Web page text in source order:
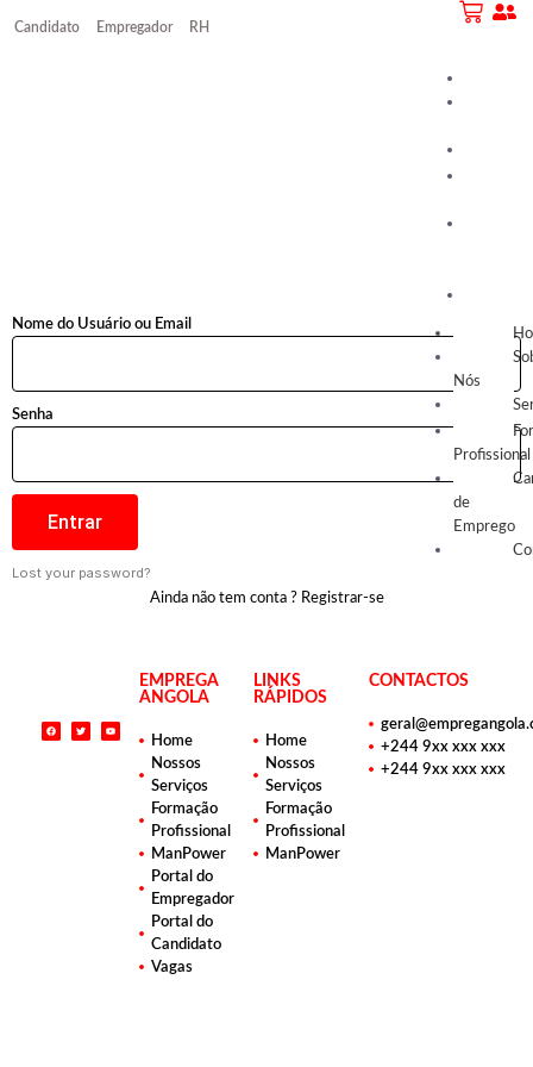
Candidato Empregador RH
Nós
Profissional
de
Emprego
Nome do Usuário ou Email
Senha
Entrar
Lost your password?
Ainda não tem conta ? Registrar-se
EMPREGA
ANGOLA
Home
Nossos
Serviços
Formação
Profissional
ManPower
Portal do
Empregador
Portal do
Candidato
Vagas
LINKS
RÁPIDOS
Home
Nossos
Serviços
Formação
Profissional
ManPower
CONTACTOS
+244 9xx xxx xxx
+244 9xx xxx xxx